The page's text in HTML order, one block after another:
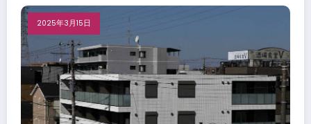
2025年3月15日